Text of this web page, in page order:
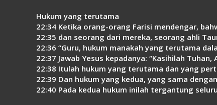
Hukum yang terutama
22:34 Ketika orang-orang Farisi mendengar,
22:35 dan seorang dari mereka, seorang ahli
22:36 “Guru, hukum manakah yang terutama
22:37 Jawab Yesus kepadanya: “Kasihilah
22:38 Itulah hukum yang terutama dan yang
22:39 Dan hukum yang kedua, yang sama
22:40 Pada kedua hukum inilah tergantung